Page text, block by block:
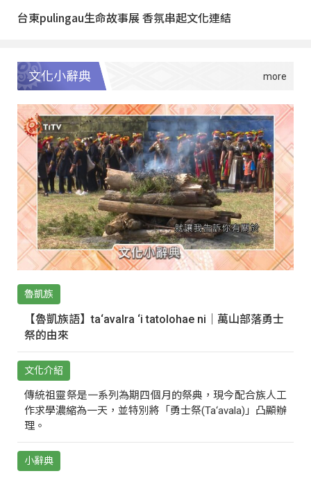
台東pulingau生命故事展 香氛串起文化連結
文化小辭典
魯凱族
【魯凱族語】ta‘avalra ‘i tatolohae ni｜萬山部落勇士
祭的由來
文化介紹
傳統祖靈祭是一系列為期四個月的祭典，現今配合族人工
作求學濃縮為一天，並特別將「勇士祭(Ta‘avala)」凸顯辦
理。
小辭典